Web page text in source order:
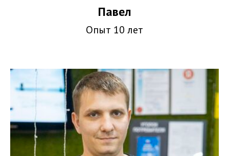
Павел
Опыт 10 лет